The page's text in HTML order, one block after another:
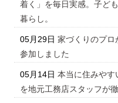
着く」を毎日実感。子ど
暮らし。
05月29日 家づくりのプロ
参加しました
05月14日 本当に住みやす
を地元工務店スタッフが